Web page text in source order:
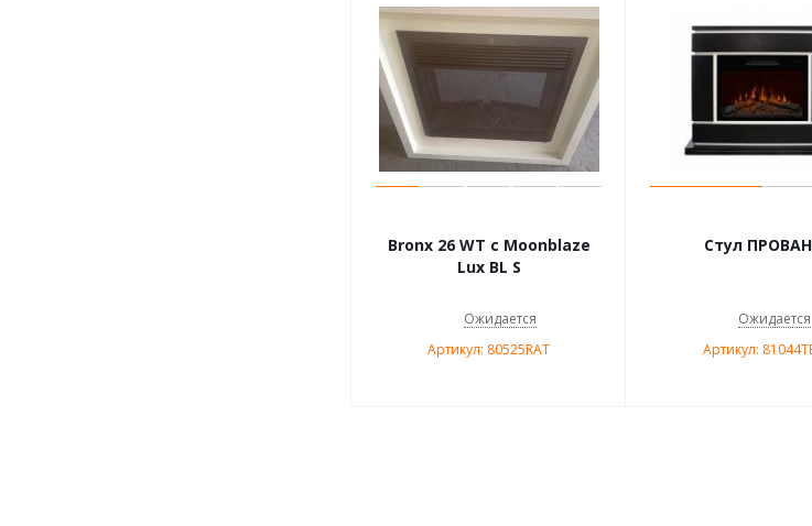
Bronx 26 WT с Moonblaze
Lux BL S
Ожидается
Артикул: 80525RAT
Стул
Ожидается
Артикул: